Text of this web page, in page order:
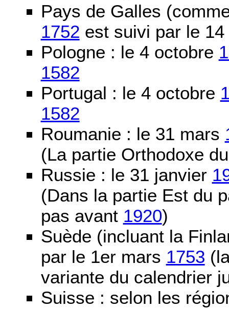
Pays de Galles
1752 est suivi par le
Pologne : le 4 octobre
1582
Portugal : le 4 octobre
1582
Roumanie : le 31 mars
(La partie Orthodoxe
Russie : le 31 janvier
(Dans la partie Est du
pas avant 1920)
Suède (incluant la
par le 1er mars 1753
variante du calendrier
Suisse : selon les